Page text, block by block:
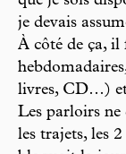
je devais
À côté de ça,
livres, CD…) et
Les parloirs ne
les trajets, les